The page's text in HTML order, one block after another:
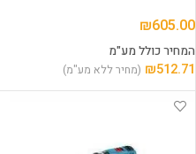
₪605.00
המחיר כולל מע"מ
₪512.71 (מחיר ללא מע"מ)